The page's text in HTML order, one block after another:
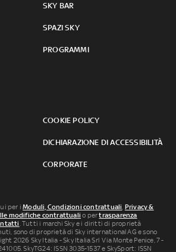
SKY BAR
SPAZI SKY
PROGRAMMI
COOKIE POLICY
DICHIARAZIONE DI ACCESSIBILITÀ
CORPORATE
per iModuli, Condizioni contrattuali Privacy &
modifiche contrattuali o pertrasparenza
. Tutti i marchi Sky e i diritti di proprietà
sono di proprietà di Sky international AG e sono
2026 Sky Italia - Sky Italia Srl Via Monte Penice, 7 -
SkyTG24: ISSN 3035-1537 e SkySport: ISSN